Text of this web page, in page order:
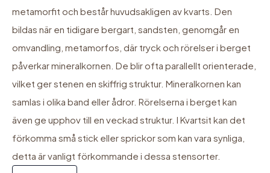
metamorfit och består huvudsakligen av kvarts. Den
bildas när en tidigare bergart, sandsten, genomgår en
omvandling, metamorfos, där tryck och rörelser i berget
påverkar mineralkornen. De blir ofta parallellt orienterade,
vilket ger stenen en skiffrig struktur. Mineralkornen kan
samlas i olika band eller ådror. Rörelserna i berget kan
även ge upphov till en veckad struktur. I Kvartsit kan det
förkomma små stick eller sprickor som kan vara synliga,
detta är vanligt förkommande i dessa stensorter.